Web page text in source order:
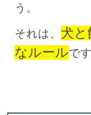
う。
それは、 犬
なルールです